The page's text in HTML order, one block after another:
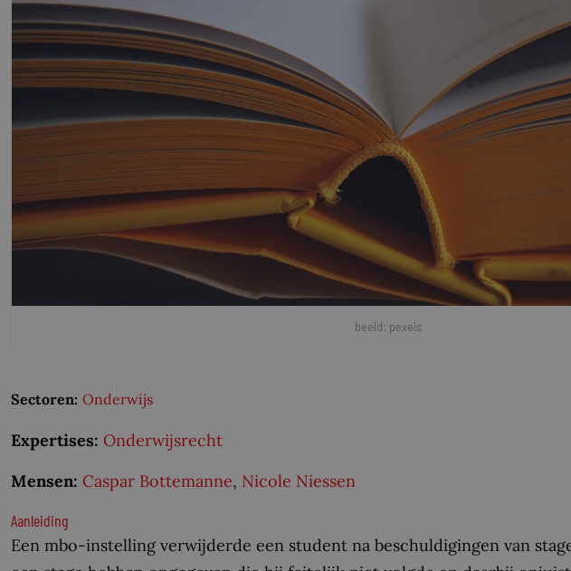
beeld: pexels
Sectoren: Onderwijs
Expertises: Onderwijsrecht
Mensen: Caspar Bottemanne, Nicole Niessen
Aanleiding
Een mbo-instelling verwijderde een student na beschuldigingen van